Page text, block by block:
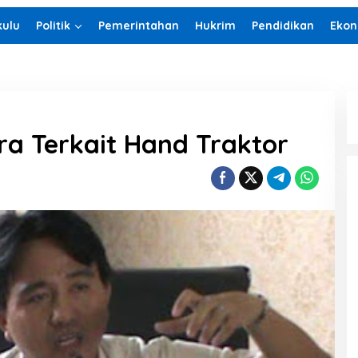
Politik Pemerintahan Hukrim Pendidikan
Terkait Hand Traktor